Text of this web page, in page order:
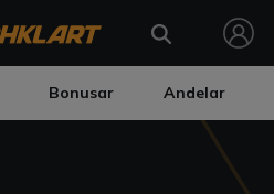
Bonusar Andelar